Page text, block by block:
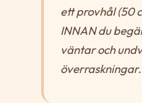
ett provhål (50
INNAN du
väntar och
överraskningar.